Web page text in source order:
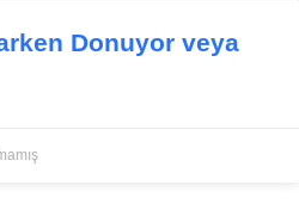
Donuyor veya